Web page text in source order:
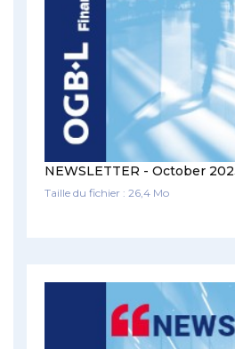
NEWSLETTER - October
Taille du fichier : 26,4 Mo